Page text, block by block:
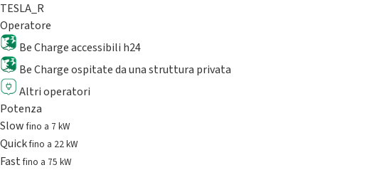
TESLA_R
Operatore
Be Charge accessibili h24
Be Charge ospitate da una struttura privata
Altri operatori
Potenza
Slowfino a 7 kW
Quickfino a 22 kW
Fastfino a 75 kW